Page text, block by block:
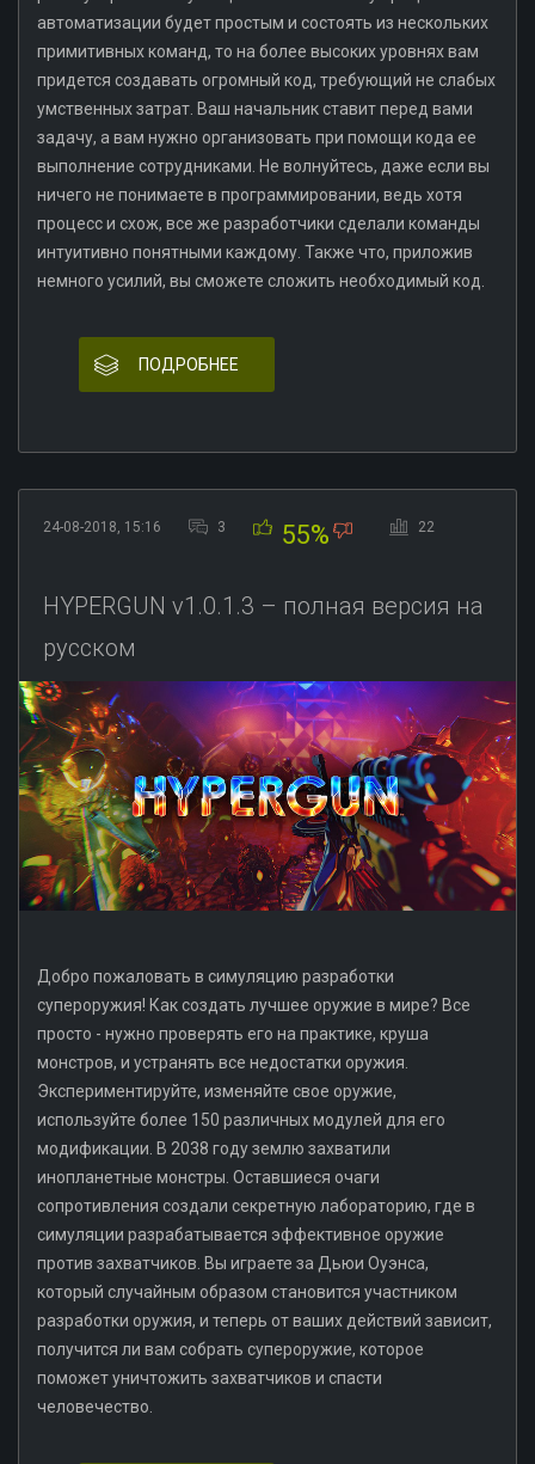
автоматизации будет простым и состоять из нескольких
примитивных команд, то на более высоких уровнях вам
придется создавать огромный код, требующий не слабых
умственных затрат. Ваш начальник ставит перед вами
задачу, а вам нужно организовать при помощи кода ее
выполнение сотрудниками. Не волнуйтесь, даже если вы
ничего не понимаете в программировании, ведь хотя
процесс и схож, все же разработчики сделали команды
интуитивно понятными каждому. Также что, приложив
немного усилий, вы сможете сложить необходимый код.
ПОДРОБНЕЕ
24-08-2018, 15:16 3 55% 22
HYPERGUN v1.0.1.3 – полная версия на
русском
Добро пожаловать в симуляцию разработки
супероружия! Как создать лучшее оружие в мире? Все
просто - нужно проверять его на практике, круша
монстров, и устранять все недостатки оружия.
Экспериментируйте, изменяйте свое оружие,
используйте более 150 различных модулей для его
модификации. В 2038 году землю захватили
инопланетные монстры. Оставшиеся очаги
сопротивления создали секретную лабораторию, где в
симуляции разрабатывается эффективное оружие
против захватчиков. Вы играете за Дьюи Оуэнса,
который случайным образом становится участником
разработки оружия, и теперь от ваших действий зависит,
получится ли вам собрать супероружие, которое
поможет уничтожить захватчиков и спасти
человечество.